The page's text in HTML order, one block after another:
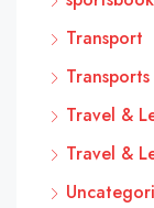
Transport
Transports
Travel &
Travel &